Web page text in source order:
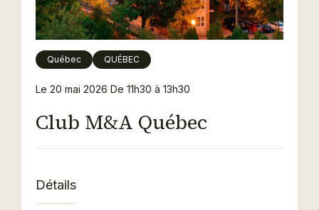
Club M&A Québec
Le 20 mai 2026 De 11h30 à 13h30
Québec QUÉBEC
Détails